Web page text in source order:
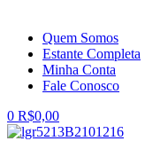
Quem Somos
Estante Completa
Minha Conta
Fale Conosco
0 R$0,00